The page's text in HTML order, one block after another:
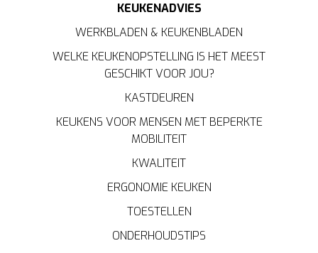
KEUKENADVIES
WERKBLADEN & KEUKENBLADEN
WELKE KEUKENOPSTELLING IS HET MEEST
GESCHIKT VOOR JOU?
KASTDEUREN
KEUKENS VOOR MENSEN MET BEPERKTE
MOBILITEIT
KWALITEIT
ERGONOMIE KEUKEN
TOESTELLEN
ONDERHOUDSTIPS